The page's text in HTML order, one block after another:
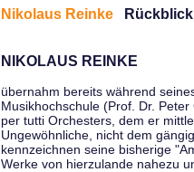
Nikolaus Reinke Rückblick
NIKOLAUS REINKE
übernahm bereits während
Musikhochschule (Prof. Dr.
per tutti Orchesters, dem er
Ungewöhnliche, nicht dem
kennzeichnen seine bisherige
Werke von hierzulande nahezu